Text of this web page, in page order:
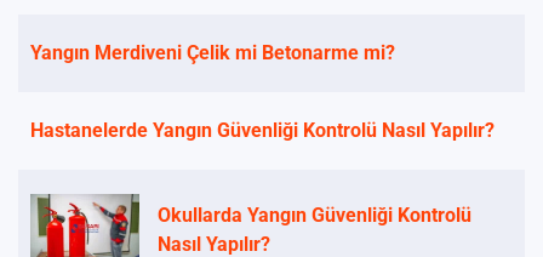
Yangın Merdiveni Çelik mi Betonarme mi?
Hastanelerde Yangın Güvenliği Kontrolü Nasıl Yapılır?
Okullarda Yangın Güvenliği Kontrolü
Nasıl Yapılır?